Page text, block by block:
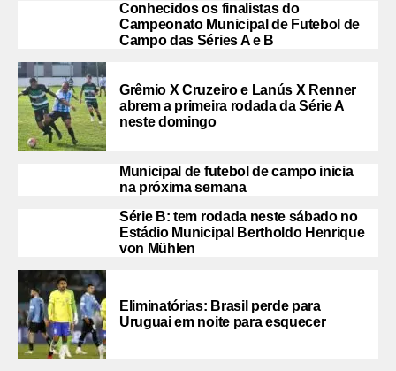
Conhecidos os finalistas do
Campeonato Municipal de Futebol de
Campo das Séries A e B
Grêmio X Cruzeiro e Lanús X Renner
abrem a primeira rodada da Série A
neste domingo
Municipal de futebol de campo inicia
na próxima semana
Série B: tem rodada neste sábado no
Estádio Municipal Bertholdo Henrique
von Mühlen
Eliminatórias: Brasil perde para
Uruguai em noite para esquecer